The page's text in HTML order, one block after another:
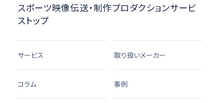
スポーツ映像伝送・制作プロダクションサービ
ストップ
サービス 取り扱いメーカー
コラム 事例